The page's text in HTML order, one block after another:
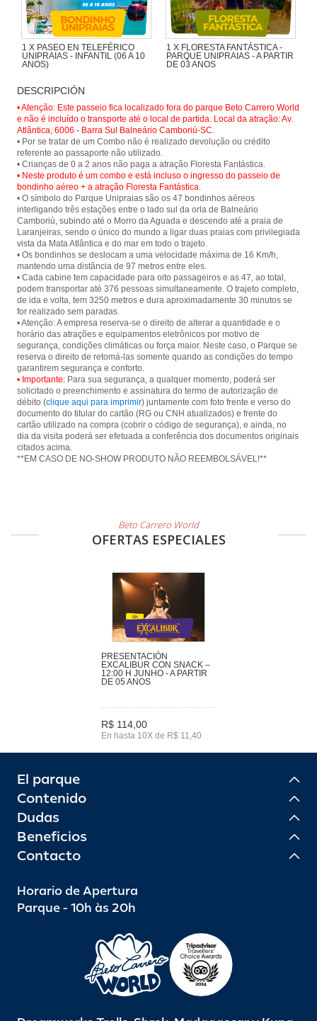
1 X PASEO EN TELEFÉRICO
UNIPRAIAS - INFANTIL (06 A 10
ANOS)
Unipraias en Balneário Camboriú y
tener una vista panorámica de la
ciudad y sus hermosas playas.
1 X FLORESTA FANTÁSTICA -
PARQUE UNIPRAIAS - A PARTIR
DE 03 ANOS
DESCRIPCIÓN
• Atenção: Este passeio fica localizado fora do parque Beto Carrero World
e não é incluído o transporte até o local de partida. Local da atração: Av.
Atlântica, 6006 - Barra Sul Balneário Camboriú-SC.
• Por se tratar de um Combo não é realizado devolução ou crédito
referente ao passaporte não utilizado.
• Neste produto é um combo e está incluso o ingresso do passeio de
bondinho aéreo + a atração Floresta Fantástica.
• O símbolo do Parque Unipraias são os 47 bondinhos aéreos
interligando três estações entre o lado sul da orla de Balneário
Camboriú, subindo até o Morro da Aguada e descendo até a praia de
Laranjeiras, sendo o único do mundo a ligar duas praias com privilegiada
vista da Mata Atlântica e do mar em todo o trajeto.
• Os bondinhos se deslocam a uma velocidade máxima de 16 Km/h,
mantendo uma distância de 97 metros entre eles.
• Cada cabine tem capacidade para oito passageiros e as 47, ao total,
podem transportar até 376 pessoas simultaneamente. O trajeto completo,
de ida e volta, tem 3250 metros e dura aproximadamente 30 minutos se
for realizado sem paradas.
• Atenção: A empresa reserva-se o direito de alterar a quantidade e o
horário das atrações e equipamentos eletrônicos por motivo de
segurança, condições climáticas ou força maior. Neste caso, o Parque se
reserva o direito de retomá-las somente quando as condições do tempo
• Importante: Para sua segurança, a qualquer momento, poderá ser
solicitado o preenchimento e assinatura do termo de autorização de
débito (clique aqui para imprimir) juntamente com foto frente e verso do
documento do titular do cartão (RG ou CNH atualizados) e frente do
cartão utilizado na compra (cobrir o código de segurança), e ainda, no
dia da visita poderá ser efetuada a conferência dos documentos originais
citados acima.
**EM CASO DE NO-SHOW PRODUTO NÃO REEMBOLSÁVEL!**
Beto Carrero World
OFERTAS ESPECIALES
PRESENTACIÓN
EXCALIBUR CON SNACK –
12:00 H JUNHO - A PARTIR
DE 05 ANOS
R$ 114,00
En hasta 10X de R$ 11,40
El parque
Contenido
Dudas
Beneficios
Contacto
Horario de Apertura
Parque - 10h às 20h